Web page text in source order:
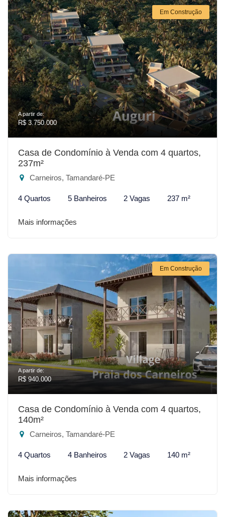
Em Construção
A partir de:
R$ 3.750.000
Casa de Condomínio à Venda com 4 quartos,
237m²
Carneiros, Tamandaré-PE
4 Quartos 5 Banheiros 2 Vagas 237 m²
Mais informações
Em Construção
A partir de:
R$ 940.000
Casa de Condomínio à Venda com 4 quartos,
140m²
Carneiros, Tamandaré-PE
4 Quartos 4 Banheiros 2 Vagas 140 m²
Mais informações